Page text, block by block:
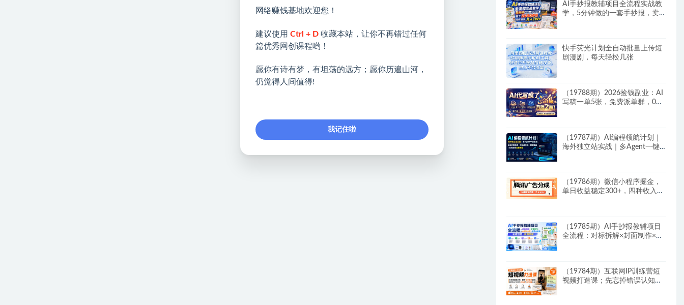
AI手抄报教辅项目全流程实战教
学，5分钟做的一套手抄报，卖
快手荧光计划全自动批量上传短
剧漫剧，每天轻松几张
（19788期）2026捡钱副业：AI
写稿一单5张，免费派单群，0门
（19787期）AI编程领航计划｜
海外独立站实战｜多Agent一键
（19786期）微信小程序掘金，
单日收益稳定300+，四种收入来
（19785期）AI手抄报教辅项目
全流程：对标拆解×封面制作×AI
（19784期）互联网IP训练营短
视频打造课；先忘掉错误认知，
网络赚钱基地欢迎您！
建议使用 Ctrl + D 收藏本站，让你不再错过任何
篇优秀网创课程哟！
愿你有诗有梦，有坦荡的远方；愿你历遍山河，
仍觉得人间值得!
我记住啦